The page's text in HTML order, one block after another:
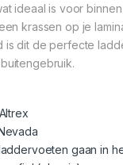
ideaal is voor
krassen op je
is dit de perfecte
gaan in